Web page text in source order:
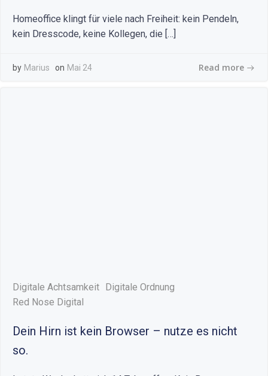
Homeoffice klingt für viele nach Freiheit: kein Pendeln,
kein Dresscode, keine Kollegen, die […]
by Marius on Mai 24 Read more
Digitale Achtsamkeit Digitale Ordnung
Red Nose Digital
Dein Hirn ist kein Browser – nutze es nicht
so.